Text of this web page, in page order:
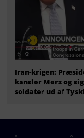
Iran-krigen:
kansler Merz og
soldater ud af